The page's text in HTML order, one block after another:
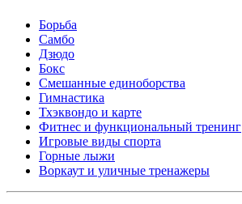
Борьба
Самбо
Дзюдо
Бокс
Смешанные единоборства
Гимнастика
Тхэквондо и карте
Фитнес и функциональный тренинг
Игровые виды спорта
Горные лыжи
Воркаут и уличные тренажеры